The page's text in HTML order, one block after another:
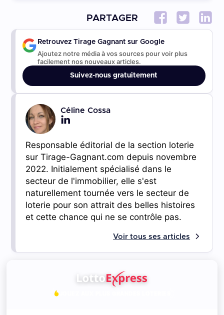
PARTAGER
Retrouvez Tirage Gagnant sur Google
Ajoutez notre média à vos sources pour voir plus
facilement nos nouveaux articles.
Suivez-nous gratuitement
Céline Cossa
Responsable éditorial de la section loterie
sur Tirage-Gagnant.com depuis novembre
2022. Initialement spécialisé dans le
secteur de l'immobilier, elle s'est
naturellement tournée vers le secteur de
loterie pour son attrait des belles histoires
et cette chance qui ne se contrôle pas.
Voir tous ses articles